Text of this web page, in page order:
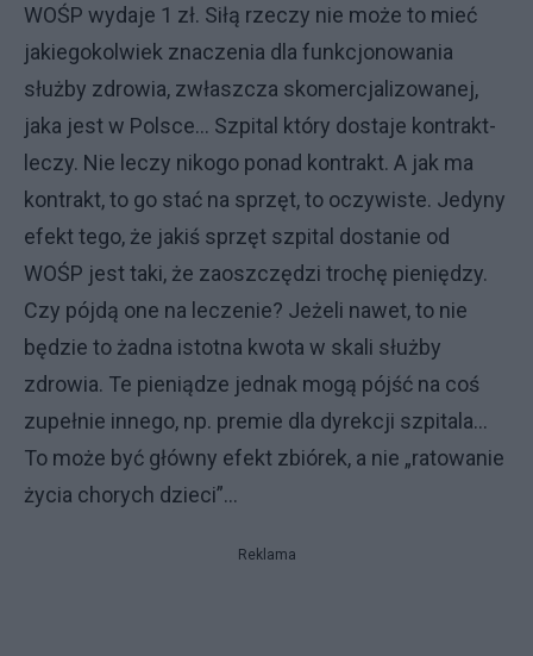
WOŚP wydaje 1 zł. Siłą rzeczy nie może to mieć
jakiegokolwiek znaczenia dla funkcjonowania
służby zdrowia, zwłaszcza skomercjalizowanej,
jaka jest w Polsce… Szpital który dostaje kontrakt-
leczy. Nie leczy nikogo ponad kontrakt. A jak ma
kontrakt, to go stać na sprzęt, to oczywiste. Jedyny
efekt tego, że jakiś sprzęt szpital dostanie od
WOŚP jest taki, że zaoszczędzi trochę pieniędzy.
Czy pójdą one na leczenie? Jeżeli nawet, to nie
będzie to żadna istotna kwota w skali służby
zdrowia. Te pieniądze jednak mogą pójść na coś
zupełnie innego, np. premie dla dyrekcji szpitala…
To może być główny efekt zbiórek, a nie „ratowanie
życia chorych dzieci”…
Reklama